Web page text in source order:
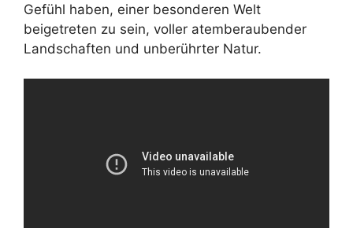
Gefühl haben, einer besonderen Welt
beigetreten zu sein, voller atemberaubender
Landschaften und unberührter Natur.